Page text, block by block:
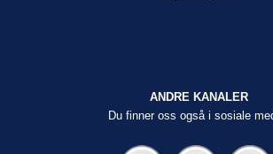
ANDRE KANALER
Du finner oss også i sosiale